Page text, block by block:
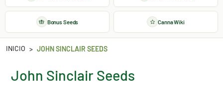
Bonus Seeds Canna Wiki
INICIO JOHN SINCLAIR SEEDS
John Sinclair Seeds